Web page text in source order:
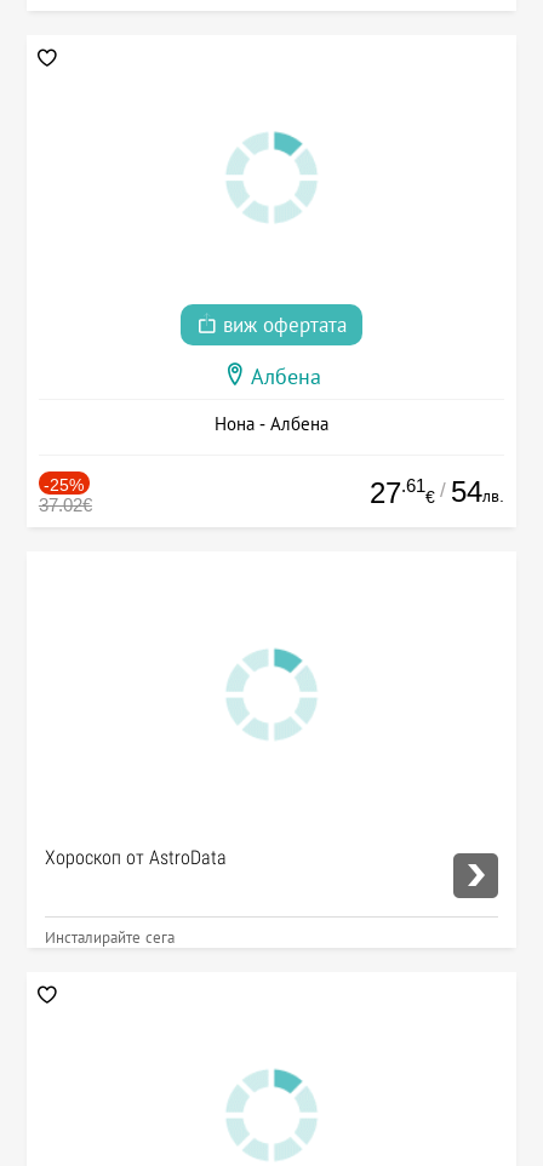
виж офертата
Албена
Нона - Албена
-25%
37.02€ 27.61
€ / 54лв.
Хороскоп от AstroData
Инсталирайте сега